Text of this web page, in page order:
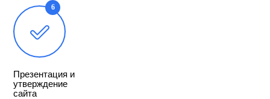
6
Презентация и
утверждение
сайта